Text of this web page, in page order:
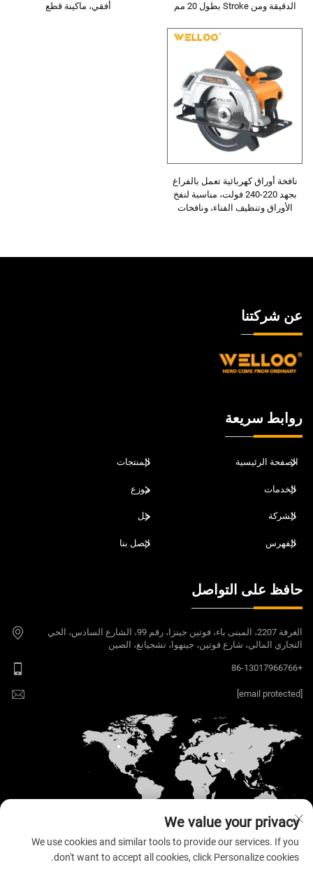
الدقيقة ومن Stroke بطول 20 مم
أفقي، ماكينة قطع
نافخة أوراق كهربائية تعمل بالفراغ
بجهد 220-240 فولت، مناسبة لنفخ
الأوراق وتنظيف الفناء، ونافخات
عن شركتنا
روابط سريعة
الصفحة الرئيسية المنتجات
الخدمات موزع
الشركة حل
الفهرس اتصل بنا
حافظ على التواصل
الغرفة 2207، المبنى باء، فوتين جينزا، رقم 99، الشارع السادس، الحي
التجاري المالي، شارع فوتين، جينهوا، تشجيانغ، الصين
+86-13017966766
حقوق الت COPYRIGHT © 2026 Welloo Electronic
We value your privacy
We use cookies and similar tools to provide our services. If you
don't want to accept all cookies, click Personalize cookies.